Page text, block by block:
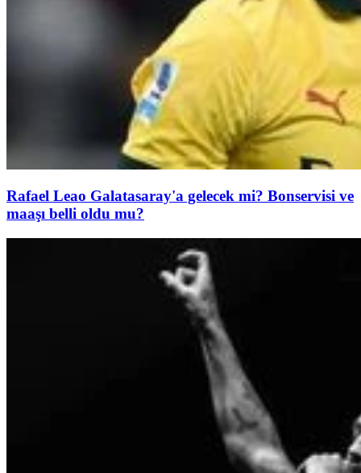
Rafael Leao Galatasaray'a gelecek mi? Bonservisi ve
maaşı belli oldu mu?